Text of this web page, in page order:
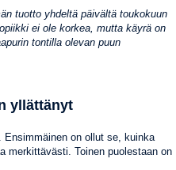
tuotto yhdeltä päivältä toukokuun
ei ole korkea, mutta käyrä on
tontilla olevan puun
yllättänyt
on ollut se, kuinka
merkittävästi. Toinen puolestaan on